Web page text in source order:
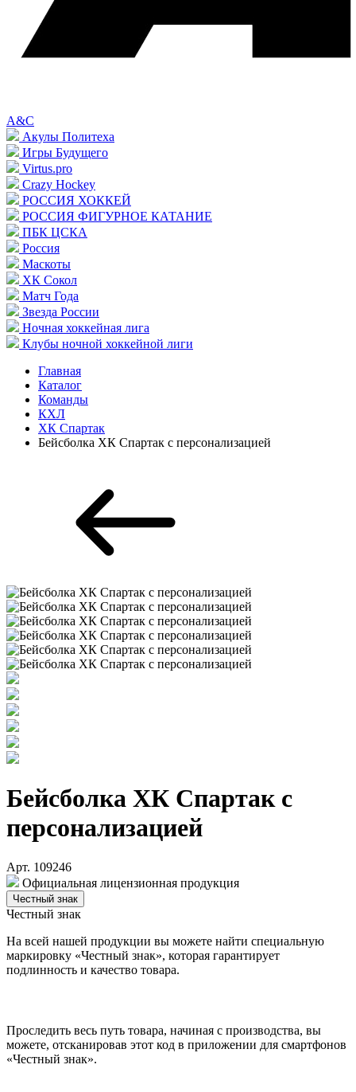
A&C
Акулы Политеха
Игры Будущего
Virtus.pro
Crazy Hockey
РОССИЯ ХОККЕЙ
РОССИЯ ФИГУРНОЕ КАТАНИЕ
ПБК ЦСКА
Россия
Маскоты
ХК Сокол
Матч Года
Звезда России
Ночная хоккейная лига
Клубы ночной хоккейной лиги
Главная
Каталог
Команды
КХЛ
ХК Спартак
Бейсболка ХК Спартак с персонализацией
Бейсболка ХК Спартак с
персонализацией
Арт. 109246
Официальная лицензионная продукция
Честный знак
Честный знак
На всей нашей продукции вы можете найти специальную
маркировку «Честный знак», которая гарантирует
подлинность и качество товара.
Проследить весь путь товара, начиная с производства, вы
можете, отсканировав этот код в приложении для смартфонов
«Честный знак».